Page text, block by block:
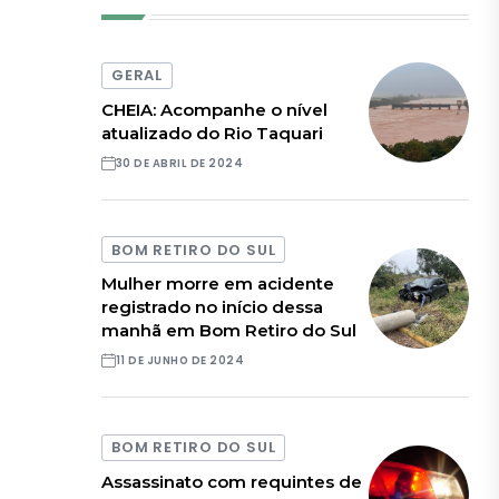
GERAL
CHEIA: Acompanhe o nível
atualizado do Rio Taquari
30 DE ABRIL DE 2024
BOM RETIRO DO SUL
Mulher morre em acidente
registrado no início dessa
manhã em Bom Retiro do Sul
11 DE JUNHO DE 2024
BOM RETIRO DO SUL
Assassinato com requintes de